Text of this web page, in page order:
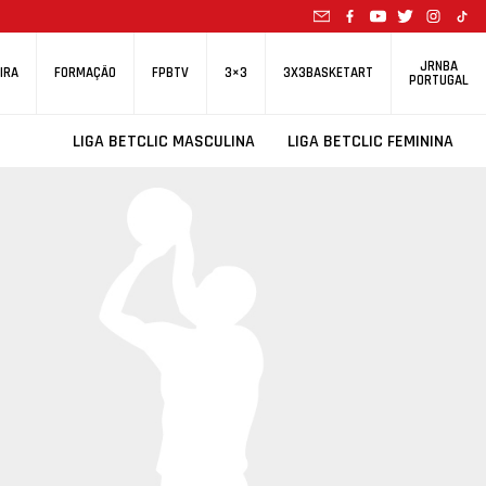
FORMAÇÃO FPBTV 3×3 3X3BASKETART JRNBA
PORTUGAL
LIGA BETCLIC MASCULINA LIGA BETCLIC FEMININA